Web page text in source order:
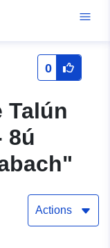
0
Talún
8ú
Actions